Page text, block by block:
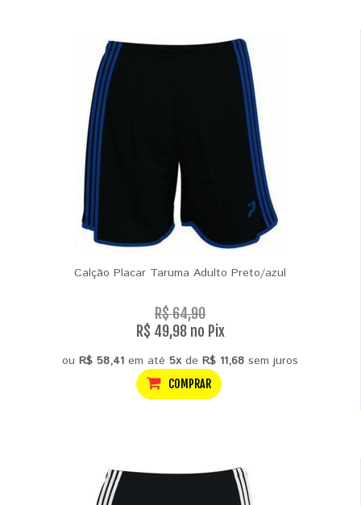
Calção Placar Taruma Adulto Preto/azul
R$ 64,90
R$ 49,98 no Pix
ou R$ 58,41 em até 5xde R$ 11,68 sem juros
COMPRAR